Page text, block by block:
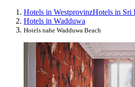
Hotels in WestprovinzHotels in Sri
Hotels in Wadduwa
Hotels nahe Wadduwa Beach